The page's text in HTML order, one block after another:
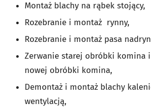
Montaż blachy na rąbek stojący,
Rozebranie i montaż rynny,
Rozebranie i montaż pasa
Zerwanie starej obróbki komina i
nowej obróbki komina,
Demontaż i montaż blachy
wentylacją,